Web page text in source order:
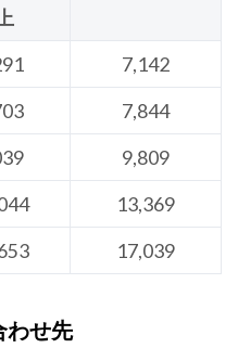
7,142
7,844
9,809
13,369
17,039
わせ先